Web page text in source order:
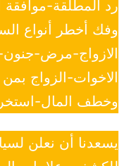
رد المطلقة-
وفك أخطر أنواع
الازواج-مرض-
الاخوات-الزواج
وخطف المال-
يسعدنا أن نعلن